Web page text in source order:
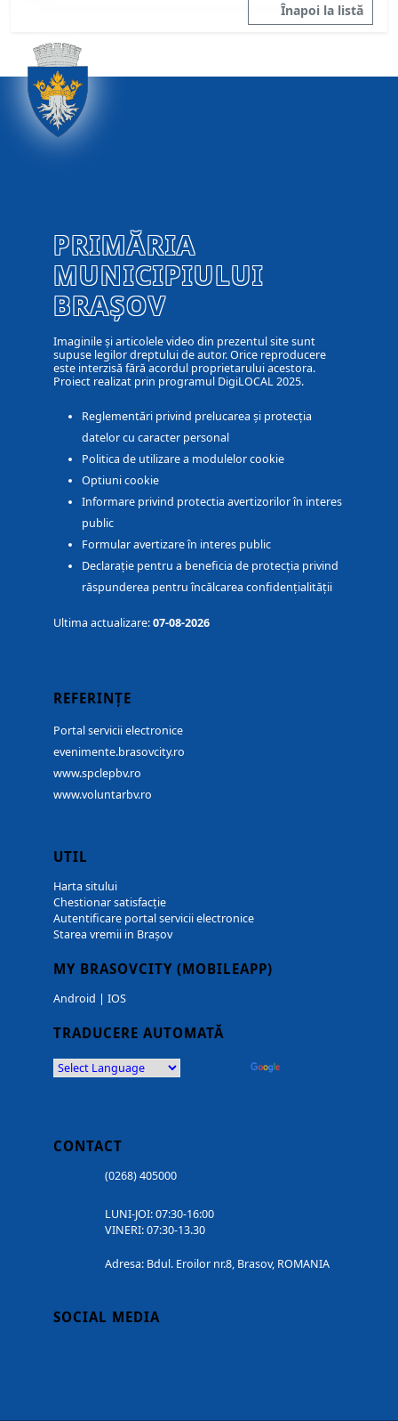
Înapoi la listă
PRIMĂRIA
MUNICIPIULUI
BRAȘOV
Imaginile și articolele video din prezentul site sunt
supuse legilor dreptului de autor. Orice reproducere
este interzisă fără acordul proprietarului acestora.
Proiect realizat prin programul DigiLOCAL 2025.
Reglementări privind prelucarea și protecția
datelor cu caracter personal
Politica de utilizare a modulelor cookie
Optiuni cookie
Informare privind protectia avertizorilor în interes
public
Formular avertizare în interes public
Declarație pentru a beneficia de protecția privind
răspunderea pentru încălcarea confidențialității
Ultima actualizare:07-08-2026
REFERINȚE
Portal servicii electronice
evenimente.brasovcity.ro
www.spclepbv.ro
www.voluntarbv.ro
UTIL
Harta sitului
Chestionar satisfacție
Autentificare portal servicii electronice
Starea vremii in Brașov
MY BRASOVCITY (MOBILEAPP)
Android | IOS
TRADUCERE AUTOMATĂ
CONTACT
(0268) 405000
LUNI-JOI: 07:30-16:00
VINERI: 07:30-13.30
Adresa: Bdul. Eroilor nr.8, Brasov, ROMANIA
SOCIAL MEDIA